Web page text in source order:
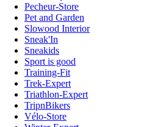
Pecheur-Store
Pet and Garden
Slowood Interior
Sneak'In
Sneakids
Sport is good
Training-Fit
Trek-Expert
Triathlon-Expert
TripnBikers
Vélo-Store